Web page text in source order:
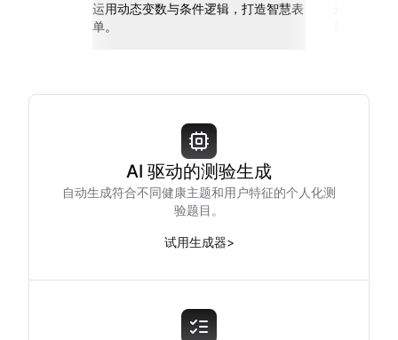
运用动态变数与条件逻辑，打造智慧表
单。
AI 驱动的测验生成
自动生成符合不同健康主题和用户特征的个人化测
验题目。
试用生成器>